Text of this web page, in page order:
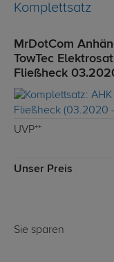
Komplettsatz
MrDotCom
TowTec
Fließheck
UVP**
Unser Preis
Sie sparen